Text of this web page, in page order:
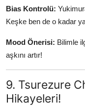
Bias Kontrolü:
Keşke ben de o kadar
Mood Önerisi: Bilimle
aşkını artır!
9. Tsurezure
Hikayeleri!